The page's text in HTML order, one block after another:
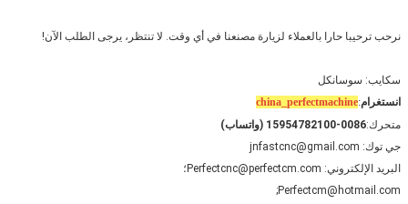
نرحب ترحيبا حارا بالعملاء لزيارة مصنعنا في أي وقت. لا تنتظر، يرجى الطلب الآن!
سكايب: سوسانكل
انستغرام:
china_perfectmachine
متحرك:0086-15954782100 (واتساب)
جي توك: jnfastcnc@gmail.com
البريد الإلكتروني: Perfectcnc@perfectcm.com؛
Perfectcm@hotmail.com;